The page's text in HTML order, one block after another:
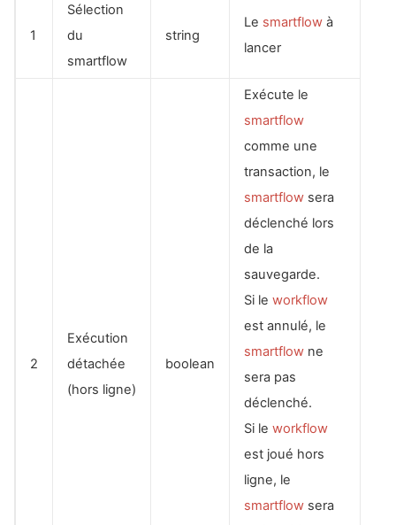
1
Sélection
du
smartflow
string
Le smartflow à
lancer
2
Exécution
détachée
(hors ligne)
boolean
Exécute le
smartflow
comme une
transaction, le
smartflow sera
déclenché lors
de la
sauvegarde.
Si le workflow
est annulé, le
smartflow ne
sera pas
déclenché.
Si le workflow
est joué hors
ligne, le
smartflow sera